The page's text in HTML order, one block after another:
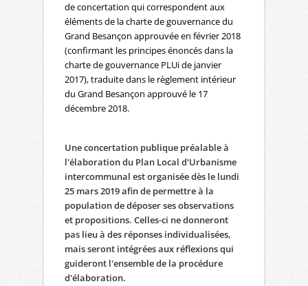
de concertation qui correspondent aux
éléments de la charte de gouvernance du
Grand Besançon approuvée en février 2018
(confirmant les principes énoncés dans la
charte de gouvernance PLUi de janvier
2017), traduite dans le règlement intérieur
du Grand Besançon approuvé le 17
décembre 2018.
Une concertation publique préalable à
l'élaboration du Plan Local d'Urbanisme
intercommunal est organisée dès le lundi
25 mars 2019 afin de permettre à la
population de déposer ses observations
et propositions. Celles-ci ne donneront
pas lieu à des réponses individualisées,
mais seront intégrées aux réflexions qui
guideront l'ensemble de la procédure
d'élaboration.